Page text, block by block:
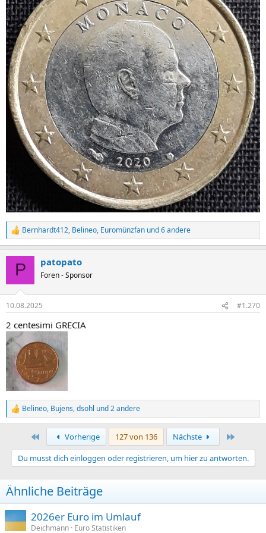
R
e
e
:
Bernhardt412, Belineo, Euromünzfan und 6 andere
P patopato
Foren - Sponsor
10.08.2025 #1.270
2 centesimi GRECIA
R
e
t
o
n
e
n
:
Belineo, Bujens,dsohl und 2 andere
Erste Vorherige 127 von 136 Nächste
Du musst dich einloggen oder registrieren, um hier zu antworten.
Ähnliche Beiträge
2026er Euro im Umlauf
Deichmann Euro Statistiken